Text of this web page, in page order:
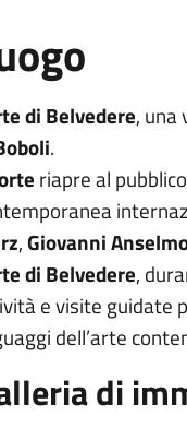
di Belvedere, una
.
riapre al
,Giovanni
di Belvedere,
e visite guidate
dell’arte
di